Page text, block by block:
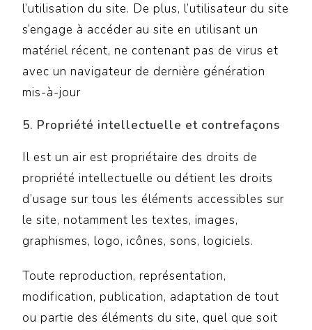
l’utilisation du site. De plus, l’utilisateur du site
s’engage à accéder au site en utilisant un
matériel récent, ne contenant pas de virus et
avec un navigateur de dernière génération
mis-à-jour
5. Propriété intellectuelle et contrefaçons
Il est un air est propriétaire des droits de
propriété intellectuelle ou détient les droits
d’usage sur tous les éléments accessibles sur
le site, notamment les textes, images,
graphismes, logo, icônes, sons, logiciels.
Toute reproduction, représentation,
modification, publication, adaptation de tout
ou partie des éléments du site, quel que soit